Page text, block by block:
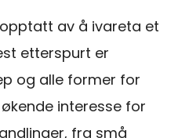
av å ivareta et
etterspurt er
og alle former for
interesse for
fra små